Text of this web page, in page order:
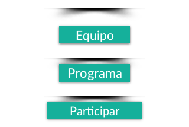
Equipo
Programa
Participar